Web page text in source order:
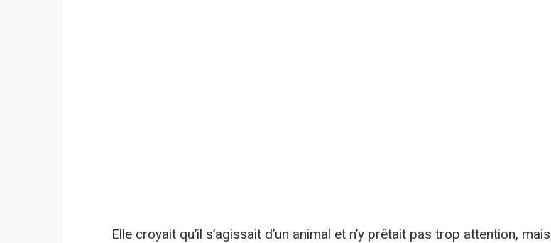
Elle croyait qu’il s’agissait d’un animal et n’y prêtait pas trop attention,